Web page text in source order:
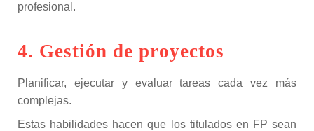
profesional.
4. Gestión de proyectos
Planificar, ejecutar y evaluar tareas cada vez más
complejas.
Estas habilidades hacen que los titulados en FP sean